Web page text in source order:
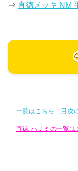
⇒ 直徳メッキ NM
一覧はこちら（目次
直徳 ハサミの一覧は